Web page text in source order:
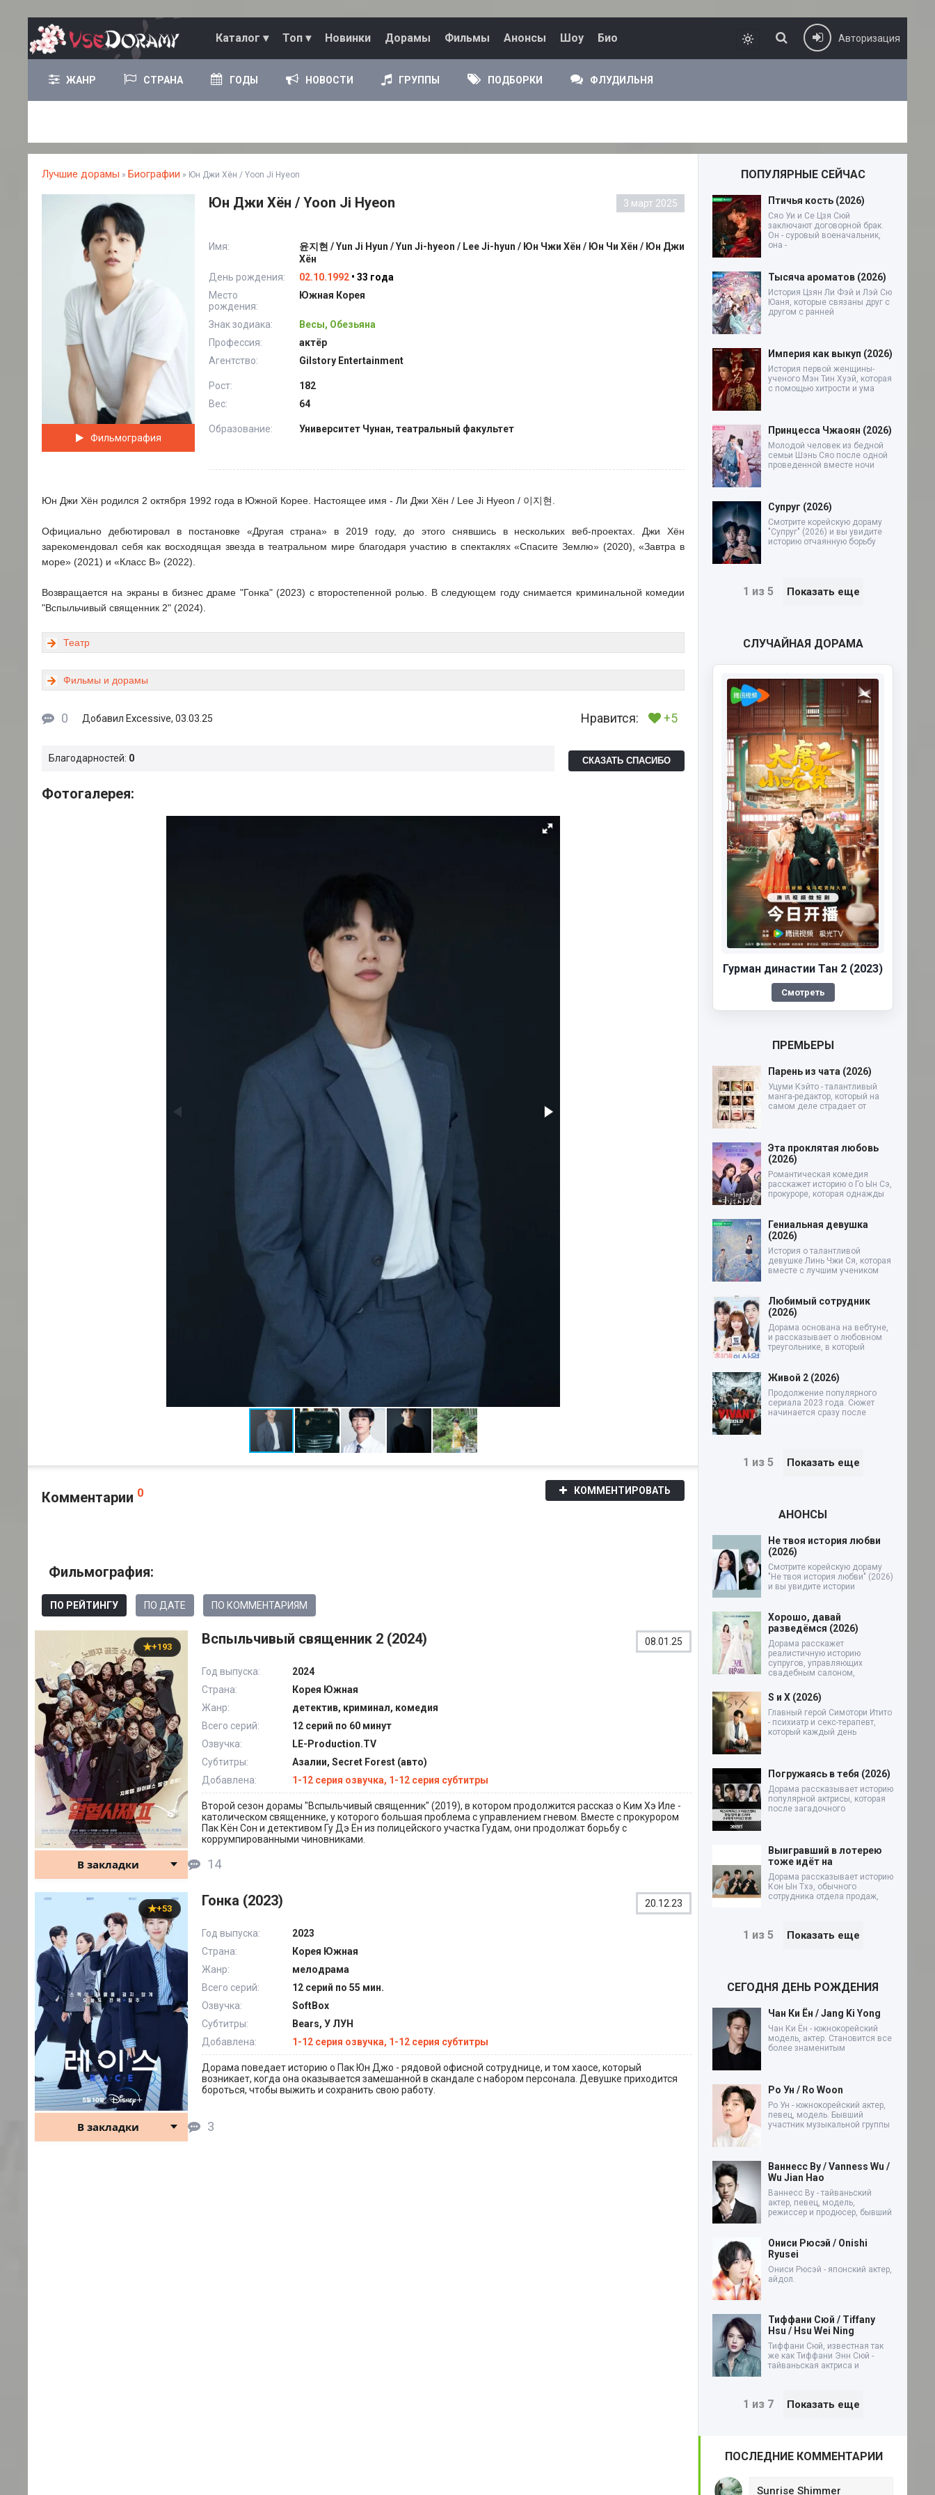
Каталог ▾ Топ ▾ Новинки Дорамы Фильмы Анонсы Шоу Био Авторизация
ЖАНР СТРАНА ГОДЫ НОВОСТИ ГРУППЫ ПОДБОРКИ ФЛУДИЛЬНЯ
Лучшие дорамы » Биографии » Юн Джи Хён / Yoon Ji Hyeon
Фильмография
Юн Джи Хён / Yoon Ji Hyeon 3 март 2025
Имя:
윤지현 / Yun Ji Hyun / Yun Ji-hyeon / Lee Ji-hyun / Юн Чжи Хён / Юн Чи Хён / Юн Джи
Хён
День рождения:
02.10.1992 • 33 года
Место
рождения:
Южная Корея
Знак зодиака:
Весы, Обезьяна
Профессия:
актёр
Агентство:
Gilstory Entertainment
Рост:
182
Вес:
64
Образование: Университет Чунан, театральный факультет
Юн Джи Хён родился 2 октября 1992 года в Южной Корее. Настоящее имя - Ли Джи Хён / Lee Ji Hyeon / 이지현.
Официально дебютировал в постановке «Другая страна» в 2019 году, до этого снявшись в нескольких веб-проектах. Джи Хён
зарекомендовал себя как восходящая звезда в театральном мире благодаря участию в спектаклях «Спасите Землю» (2020), «Завтра в
море» (2021) и «Класс B» (2022).
Возвращается на экраны в бизнес драме "Гонка" (2023) с второстепенной ролью. В следующем году снимается криминальной комедии
"Вспыльчивый священник 2" (2024).
Театр
Фильмы и дорамы
0 Добавил Excessive, 03.03.25 Нравится: +5
Благодарностей: 0 СКАЗАТЬ СПАСИБО
Фотогалерея:
Комментарии 0 КОММЕНТИРОВАТЬ
Фильмография:
ПО РЕЙТИНГУ ПО ДАТЕ ПО КОММЕНТАРИЯМ
+193 Вспыльчивый священник 2 (2024) 08.01.25
Год выпуска:
2024
Страна:
Корея Южная
Жанр:
детектив, криминал, комедия
Всего серий:
12 серий по 60 минут
Озвучка:
LE-Production.TV
Субтитры:
Азалии, Secret Forest (авто)
Добавлена:
1-12 серия озвучка, 1-12 серия субтитры
Второй сезон дорамы "Вспыльчивый священник" (2019), в котором продолжится рассказ о Ким Хэ Иле -
католическом священнике, у которого большая проблема с управлением гневом. Вместе с прокурором
Пак Кён Сон и детективом Гу Дэ Ён из полицейского участка Гудам, они продолжат борьбу с
коррумпированными чиновниками.
В закладки 14
+53 Гонка (2023) 20.12.23
Год выпуска:
2023
Страна:
Корея Южная
Жанр:
мелодрама
Всего серий:
12 серий по 55 мин.
Озвучка:
SoftBox
Субтитры:
Bears, У ЛУН
Добавлена:
1-12 серия озвучка, 1-12 серия субтитры
Дорама поведает историю о Пак Юн Джо - рядовой офисной сотруднице, и том хаосе, который
возникает, когда она оказывается замешанной в скандале с набором персонала. Девушке приходится
бороться, чтобы выжить и сохранить свою работу.
В закладки 3
ПОПУЛЯРНЫЕ СЕЙЧАС
Птичья кость (2026)
Сяо Уи и Се Цзя Сюй
заключают договорной брак.
Он - суровый военачальник,
она -
Тысяча ароматов (2026)
История Цзян Ли Фэй и Лэй Сю
Юаня, которые связаны друг с
другом с ранней
Империя как выкуп (2026)
История первой женщины-
ученого Мэн Тин Хуэй, которая
с помощью хитрости и ума
Принцесса Чжаоян (2026)
Молодой человек из бедной
семьи Шэнь Сяо после одной
проведенной вместе ночи
Супруг (2026)
Смотрите корейскую дораму
"Супруг" (2026) и вы увидите
историю отчаянную борьбу
1 из 5 Показать еще
СЛУЧАЙНАЯ ДОРАМА
Гурман династии Тан 2 (2023)
Смотреть
ПРЕМЬЕРЫ
Парень из чата (2026)
Уцуми Кэйто - талантливый
манга-редактор, который на
самом деле страдает от
Эта проклятая любовь
(2026)
Романтическая комедия
расскажет историю о Го Ын Сэ,
прокуроре, которая однажды
Гениальная девушка
(2026)
История о талантливой
девушке Линь Чжи Ся, которая
вместе с лучшим учеником
Любимый сотрудник
(2026)
Дорама основана на вебтуне,
и рассказывает о любовном
треугольнике, в который
Живой 2 (2026)
Продолжение популярного
сериала 2023 года. Сюжет
начинается сразу после
1 из 5 Показать еще
АНОНСЫ
Не твоя история любви
(2026)
Смотрите корейскую дораму
"Не твоя история любви" (2026)
и вы увидите истории
Хорошо, давай
разведёмся (2026)
Дорама расскажет
реалистичную историю
супругов, управляющих
свадебным салоном,
S и X (2026)
Главный герой Симотори Итито
- психиатр и секс-терапевт,
который каждый день
Погружаясь в тебя (2026)
Дорама рассказывает историю
популярной актрисы, которая
после загадочного
Выигравший в лотерею
тоже идёт на
Дорама рассказывает историю
Кон Ын Тхэ, обычного
сотрудника отдела продаж,
1 из 5 Показать еще
СЕГОДНЯ ДЕНЬ РОЖДЕНИЯ
Чан Ки Ён / Jang Ki Yong
Чан Ки Ён - южнокорейский
модель, актер. Становится все
более знаменитым
Ро Ун / Ro Woon
Ро Ун - южнокорейский актер,
певец, модель. Бывший
участник музыкальной группы
Ваннесс Ву / Vanness Wu /
Wu Jian Hao
Ваннесс Ву - тайваньский
актер, певец, модель,
режиссер и продюсер, бывший
Ониси Рюсэй / Onishi
Ryusei
Ониси Рюсэй - японский актер,
айдол.
Тиффани Сюй / Tiffany
Hsu / Hsu Wei Ning
Тиффани Сюй, известная так
же как Тиффани Энн Сюй -
тайваньская актриса и
1 из 7 Показать еще
ПОСЛЕДНИЕ КОММЕНТАРИИ
Sunrise Shimmer